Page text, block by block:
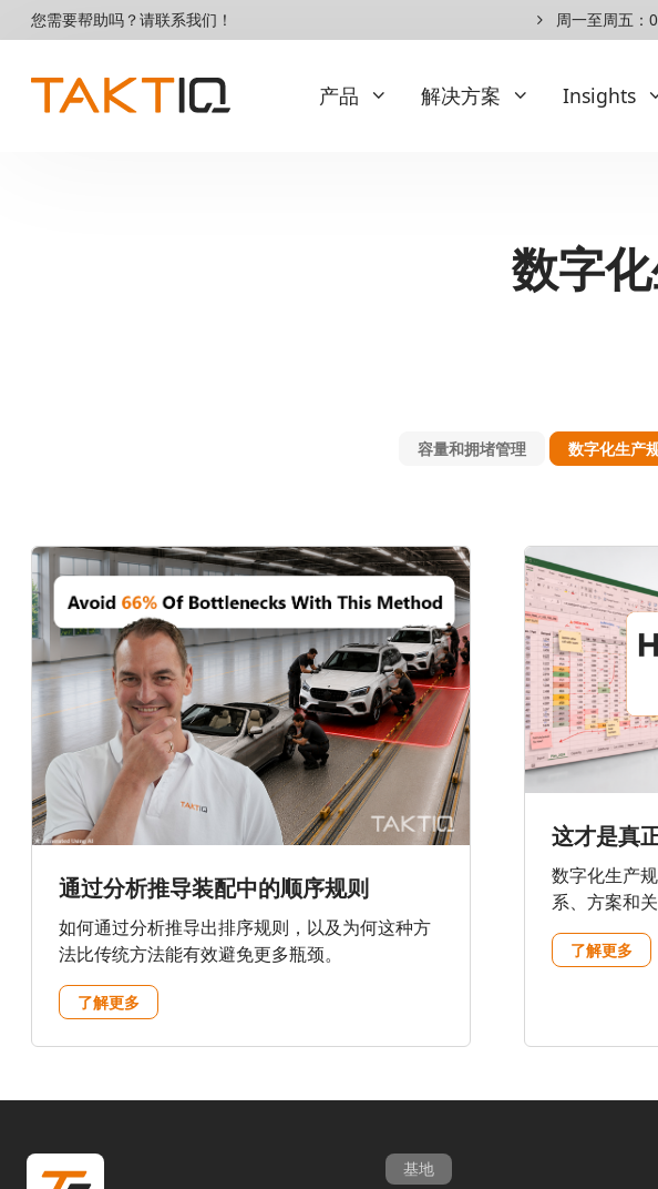
达
您需要帮助吗？请联系我们！ 周一至周五：
产品 解决方案 Insights
专业文章
数字
容量和拥堵管理 数字化生产
通过分析推导装配中的顺序规则
如何通过分析推导出排序规则，以及为何这种方
法比传统方法能有效避免更多瓶颈。
了解更多
这才是真
数字化生产
系、方案和
了解更多
基地